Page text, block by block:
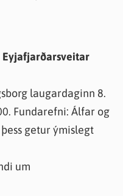
laugardaginn 8.
Fundarefni: Álfar og
getur ýmislegt
um